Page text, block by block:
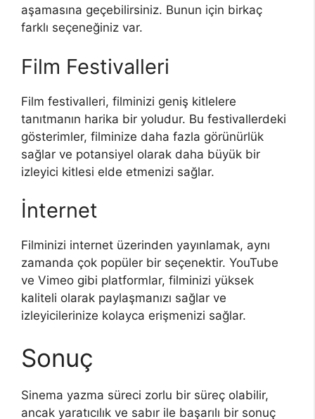
aşamasına geçebilirsiniz. Bunun için birkaç
farklı seçeneğiniz var.
Film Festivalleri
Film festivalleri, filminizi geniş kitlelere
tanıtmanın harika bir yoludur. Bu festivallerdeki
gösterimler, filminize daha fazla görünürlük
sağlar ve potansiyel olarak daha büyük bir
izleyici kitlesi elde etmenizi sağlar.
İnternet
Filminizi internet üzerinden yayınlamak, aynı
zamanda çok popüler bir seçenektir. YouTube
ve Vimeo gibi platformlar, filminizi yüksek
kaliteli olarak paylaşmanızı sağlar ve
izleyicilerinize kolayca erişmenizi sağlar.
Sonuç
Sinema yazma süreci zorlu bir süreç olabilir,
ancak yaratıcılık ve sabır ile başarılı bir sonuç